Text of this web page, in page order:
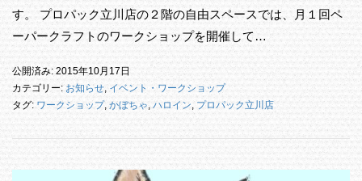
す。 プロパック立川店の２階の自由スペースでは、月１回ペ
ーパークラフトのワークショップを開催して…
公開済み: 2015年10月17日
カテゴリー: お知らせ, イベント・ワークショップ
タグ:ワークショップ, かぼちゃ, ハロイン, プロパック立川店